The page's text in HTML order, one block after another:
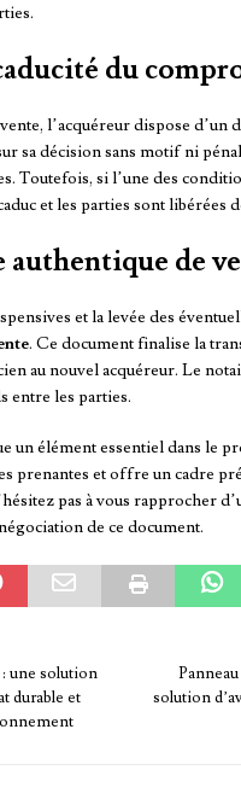
du
l’acquéreur dispose d’un
sa décision sans motif ni
si l’une des
et les parties sont libérées
authentique de
et la levée des
. Ce document finalise la
au nouvel acquéreur. Le
entre les parties.
un élément essentiel dans le
prenantes et offre un cadre
pas à vous rapprocher
de ce document.
une solution
durable et
solution